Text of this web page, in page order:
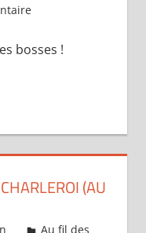
bosses !
(AU
Au fil des